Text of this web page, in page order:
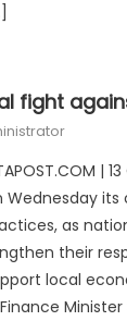
fight
|
as
their
local
Minister